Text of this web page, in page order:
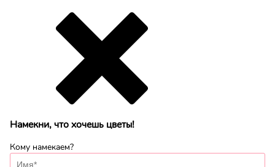
Намекни, что хочешь цветы!
Кому намекаем?